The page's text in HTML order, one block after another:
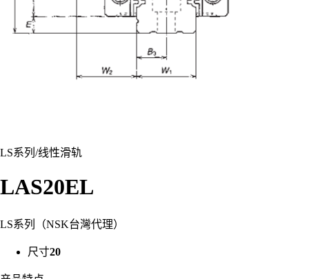
LS系列 /线性滑轨
LAS20EL
LS系列（NSK台灣代理）
尺寸20